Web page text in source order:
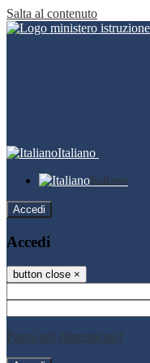
Salta al contenuto
Italiano
Italiano
Accedi
Accedi
button close ×
Password dimenticata?